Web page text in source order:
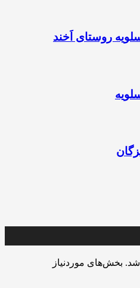
روستای اَخند
شد. بخش‌های موردنیاز